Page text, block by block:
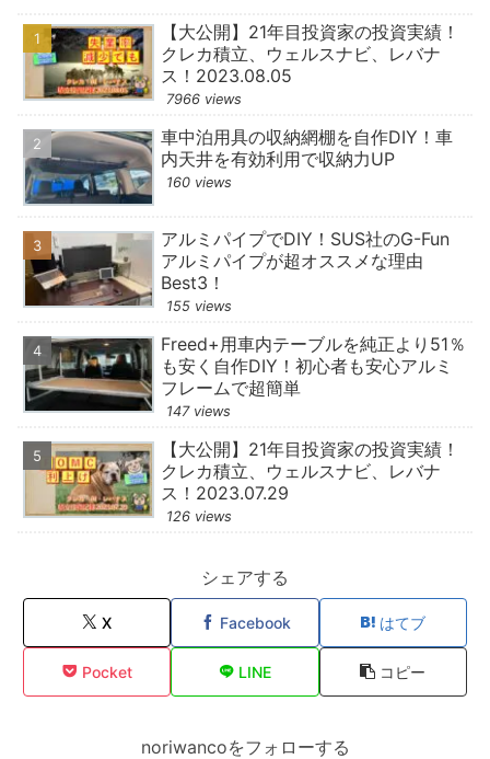
【大公開】21年目投資家の投資実績！
クレカ積立、ウェルスナビ、レバナ
ス！2023.08.05
7966 views
車中泊用具の収納網棚を自作DIY！車
内天井を有効利用で収納力UP
160 views
アルミパイプでDIY！SUS社のG-Fun
アルミパイプが超オススメな理由
Best3！
155 views
Freed+用車内テーブルを純正より51％
も安く自作DIY！初心者も安心アルミ
フレームで超簡単
147 views
【大公開】21年目投資家の投資実績！
クレカ積立、ウェルスナビ、レバナ
ス！2023.07.29
126 views
シェアする
X Facebook はてブ
Pocket LINE コピー
noriwancoをフォローする